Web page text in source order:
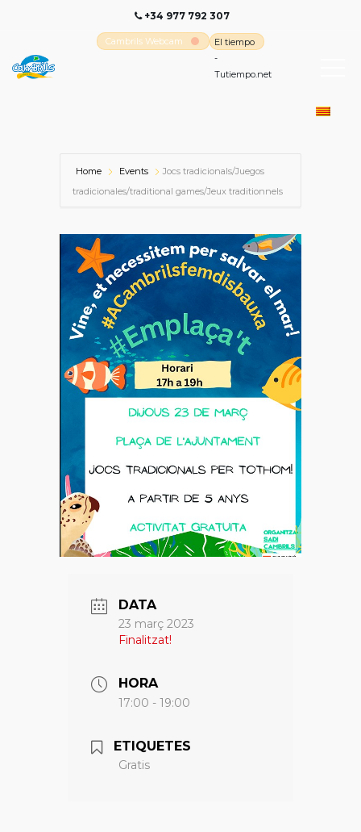
+34 977 792 307
Cambrils Webcam
El tiempo
-
Tutiempo.net
Home Events
Jocs tradicionals/Juegos
tradicionales/traditional games/Jeux traditionnels
DATA
23 març 2023
Finalitzat!
HORA
17:00 - 19:00
ETIQUETES
Gratis